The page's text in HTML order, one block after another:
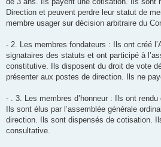
Direction et peuvent perdre leur statut de
membre usager sur décision arbitraire du
- 2. Les membres fondateurs : Ils ont créé
signataires des statuts et ont participé à
constitutive. Ils disposent du droit de vote
présenter aux postes de direction. Ils ne
- . 3. Les membres d’honneur : Ils ont
Ils sont élus par l’assemblée générale
direction. Ils sont dispensés de cotisation.
consultative.